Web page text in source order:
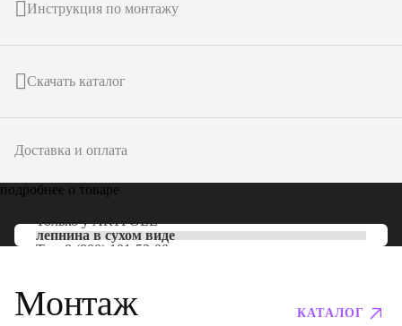
Инструкция по монтажу
Скачать каталог
Доставка и оплата
подробнее о товаре
Только уARTPOLE
лепнина в сухом виде
Тел: 8 (800) 101-53-00
Монтаж КАТАЛОГ